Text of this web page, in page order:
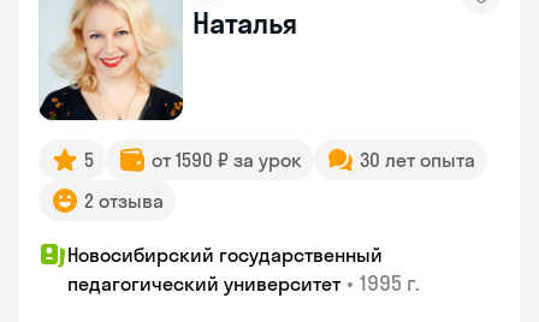
Наталья
5 от 1590 ₽ за урок
30 лет опыта
2 отзыва
Новосибирский государственный
педагогический университет • 1995 г.